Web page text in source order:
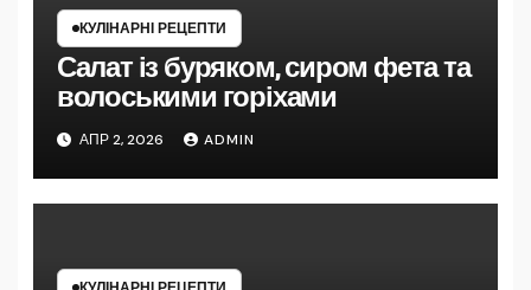
КУЛІНАРНІ РЕЦЕПТИ
Салат із буряком, сиром фета та
волоськими горіхами
АПР 2, 2026 ADMIN